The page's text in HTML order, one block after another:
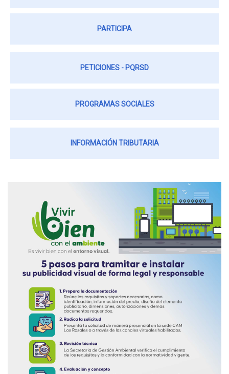
PARTICIPA
PETICIONES - PQRSD
PROGRAMAS SOCIALES
INFORMACIÓN TRIBUTARIA